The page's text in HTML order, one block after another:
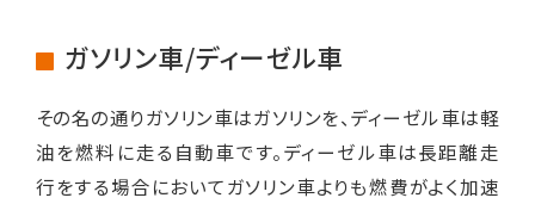
ガソリン車/ディーゼル車
その名の通りガソリン車はガソリンを、ディーゼル車は軽
油を燃料に走る自動車です。ディーゼル車は長距離走
行をする場合においてガソリン車よりも燃費がよく加速